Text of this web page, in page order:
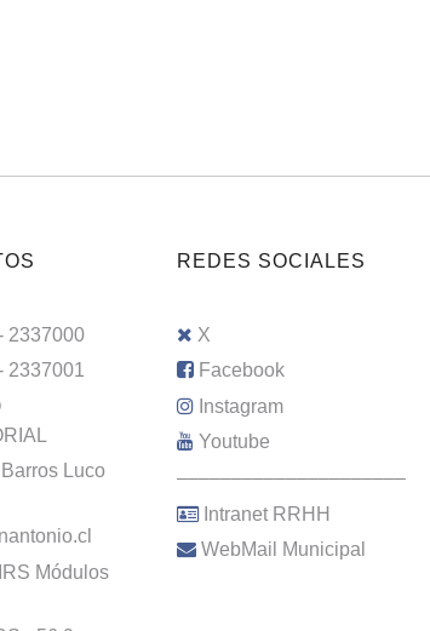
2337000
2337001
Luco
Módulos
REDES SOCIALES
X
Facebook
Instagram
Youtube
–––––––––––––––––––––
Intranet RRHH
WebMail Municipal